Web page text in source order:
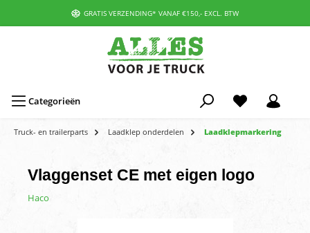
GRATIS VERZENDING* VANAF €150,- EXCL. BTW
Categorieën
Truck- en trailerparts Laadklep onderdelen Laadklepmarkering
Vlaggenset CE met eigen logo
Haco